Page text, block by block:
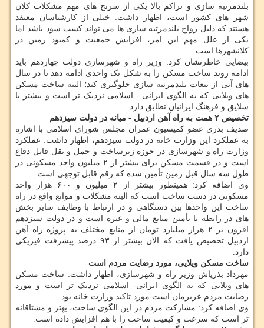
بلندمرتبه سازی و تراکم بالا یکی از سرنخ های مهم مشکلات کلان
شهر های کشور است، اظهار داشت: خیلی از کارشناسان معتقد
هستند که دلیل رواج بلندمرتبه سازی ها می تواند کسب سود باشد اما
یکی از علل مهم این امر، افزایش جمعیت و کمبود زمین در
کلانشهرها است.
بیضایی خاطرنشان کرد: وزیر راه و شهرسازی دولت چهاردهم باید
ادامه روند ساخت مسکن را به شکل تک واحدی ادامه دهد تا در سال
های آتی از تبعات بلندمرتبه سازی جلوگیری کند؛ البته ساخت مسکن
های ویلایی که به الگوی ایرانی - اسلامی نزدیک تر است و بیشتر با
سلایق و فرهنگ ایرانیان تطابق دارد.
تخصیص ۲ همت به راه آهن اردبیل - میانه در دولت سیزدهم
صدیف بدری عضو کمیسیون عمران مجلس شورای اسلامی با اشاره
به عملکرد این وزارت خانه در دولت سیزدهم، اظهار داشت: عملکرد
وزارت راه و شهرسازی در حوزه زیرساخت و حمل و نقل قابل دفاع
است و در قسمت مسکن برای بیشتر از ۲ میلیون واحد مسکونی در
طول سه سال قبل زمین تأمین شده که رقم قابل توجهی است.
وی اضافه کرد: همینطور بیشتر از ۲ میلیون و ۶۰۰ هزار واحد
مسکونی در دست ساخت است که البته مشکلات و موانع واقع در راه
ساخت این واحدها بین دستگاهی و در ارتباط با وظایف سایر بخش
های در رابطه با تأمین منابع مالی و غیره است و در دولت سیزدهم
افزون بر ۲ هزار میلیارد تومان از منابع مختلف به پروژه راه آهن
اردبیل تخصیص یافت که الان بیشتر از ۹۳ درصد پیشرفت فیزیکی
دارد.
ساخت مسکن ویلایی، مورد رضایت مردم است
مهرداد بذرپاش وزیر راه و شهرسازی، اظهار داشت: ساخت مسکن
های ویلایی که به الگوی ایرانی- اسلامی نزدیک تر است و مورد
رضایت مردم عزیزمان است مورد تاکید وزارت خانه بود.
وی اضافه کرد: مشارکت مردم در این الگوی ساخت، بهتر و مشتاقانه
تر است که سرعت و کیفیت ساخت را با هم افزایش داده است.